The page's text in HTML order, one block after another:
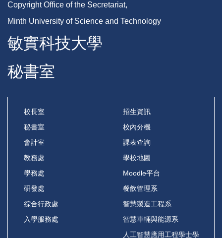
Copyright Office of the Secretariat,
Minth University of Science and Technology
敏實科技大學
秘書室
校長室
秘書室
會計室
教務處
學務處
研發處
綜合行政處
入學服務處
招生資訊
校內分機
課表查詢
學校地圖
Moodle平台
餐飲管理系
智慧製造工程系
智慧車輛與能源系
人工智慧應用工程學士學